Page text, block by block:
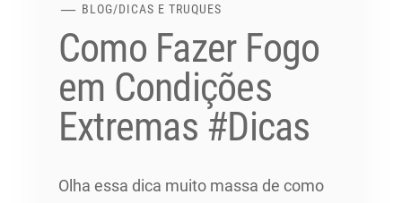
BLOG/DICAS E TRUQUES
Como Fazer Fogo
em Condições
Extremas #Dicas
Olha essa dica muito massa de como